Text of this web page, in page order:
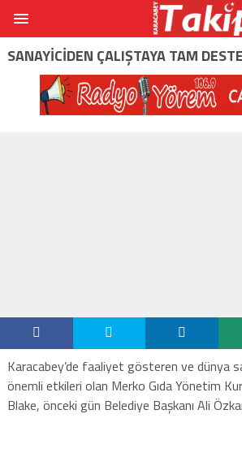
SANAYICIDEN ÇALIŞTAYA TAM
Karacabey’de faaliyet gösteren ve dünya
önemli etkileri olan Merko Gıda Yönetim
Blake, önceki gün Belediye Başkanı Ali